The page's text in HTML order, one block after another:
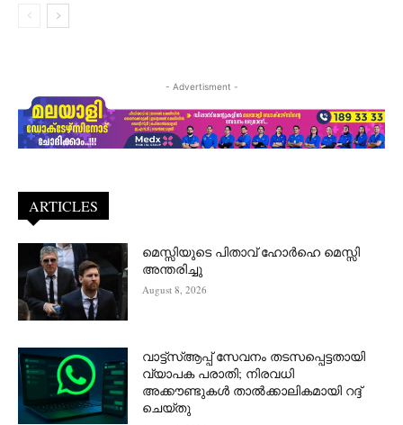
- Advertisment -
ARTICLES
മെസ്സിയുടെ പിതാവ് ഹോർഹെ മെസ്സി
അന്തരിച്ചു
August 8, 2026
വാട്ട്‌സ്ആപ്പ് സേവനം തടസപ്പെട്ടതായി
വ്യാപക പരാതി; നിരവധി
അക്കൗണ്ടുകൾ താൽക്കാലികമായി റദ്ദ്
ചെയ്തു